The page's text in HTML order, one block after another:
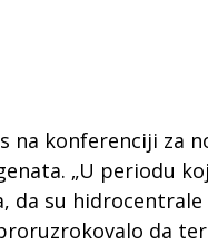
na konferenciji za
„U periodu
da su hidrocentrale
da